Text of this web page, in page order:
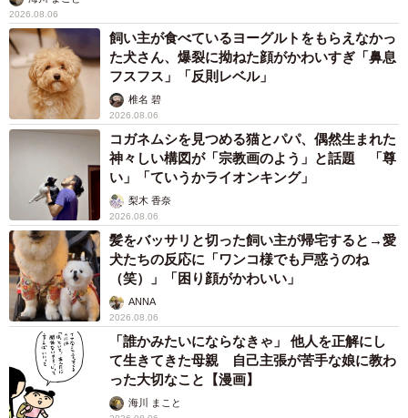
2026.08.06
飼い主が食べているヨーグルトをもらえなかっ
た犬さん、爆裂に拗ねた顔がかわいすぎ「鼻息
フスフス」「反則レベル」
椎名 碧
2026.08.06
コガネムシを見つめる猫とパパ、偶然生まれた
神々しい構図が「宗教画のよう」と話題 「尊
い」「ていうかライオンキング」
梨木 香奈
2026.08.06
髪をバッサリと切った飼い主が帰宅すると→愛
犬たちの反応に「ワンコ様でも戸惑うのね
（笑）」「困り顔がかわいい」
ANNA
2026.08.06
「誰かみたいにならなきゃ」 他人を正解にし
て生きてきた母親 自己主張が苦手な娘に教わ
った大切なこと【漫画】
海川 まこと